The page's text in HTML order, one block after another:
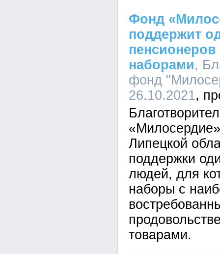
Фонд
поддержит
наборами,
фонд
26.10.2021
Липецкой
поддержки
людей, для
наборы с
товарами.